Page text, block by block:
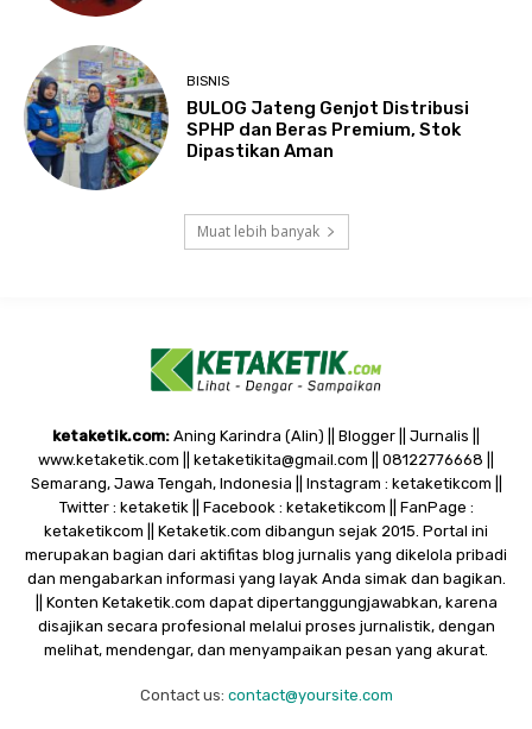
BISNIS
BULOG Jateng Genjot Distribusi
SPHP dan Beras Premium, Stok
Dipastikan Aman
Muat lebih banyak
ketaketik.com: Aning Karindra (Alin) || Blogger || Jurnalis ||
www.ketaketik.com || ketaketikita@gmail.com || 08122776668 ||
Semarang, Jawa Tengah, Indonesia || Instagram : ketaketikcom ||
Twitter : ketaketik || Facebook : ketaketikcom || FanPage :
ketaketikcom || Ketaketik.com dibangun sejak 2015. Portal ini
merupakan bagian dari aktifitas blog jurnalis yang dikelola pribadi
dan mengabarkan informasi yang layak Anda simak dan bagikan.
|| Konten Ketaketik.com dapat dipertanggungjawabkan, karena
disajikan secara profesional melalui proses jurnalistik, dengan
melihat, mendengar, dan menyampaikan pesan yang akurat.
Contact us: contact@yoursite.com